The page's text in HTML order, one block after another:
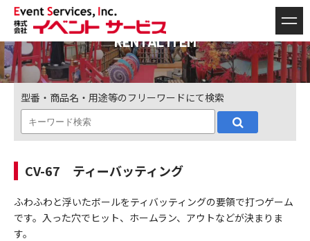
RENTAL ITEM
型番・商品名・用途等のフリーワードにて検索
CV-67 ティーバッティング
ふわふわと浮いたボールをティバッティングの要領で打つゲーム
です。入った穴でヒット、ホームラン、アウトなどが決まりま
す。